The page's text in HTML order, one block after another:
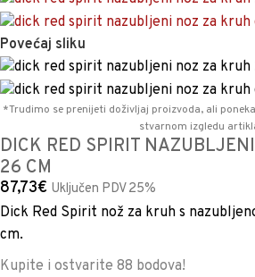
Povećaj sliku
*Trudimo se prenijeti doživljaj proizvoda, ali
stvarnom izgledu
DICK RED SPIRIT
26 CM
87,73€ Uključen PDV 25%
Dick Red Spirit nož za kruh s
cm.
Kupite i ostvarite 88 bodova!